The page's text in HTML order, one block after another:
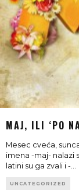
MAJ, ILI ‘PO
Mesec cveća,
imena -maj- nalazi
latini su ga zvali i -
UNCATEGORIZED